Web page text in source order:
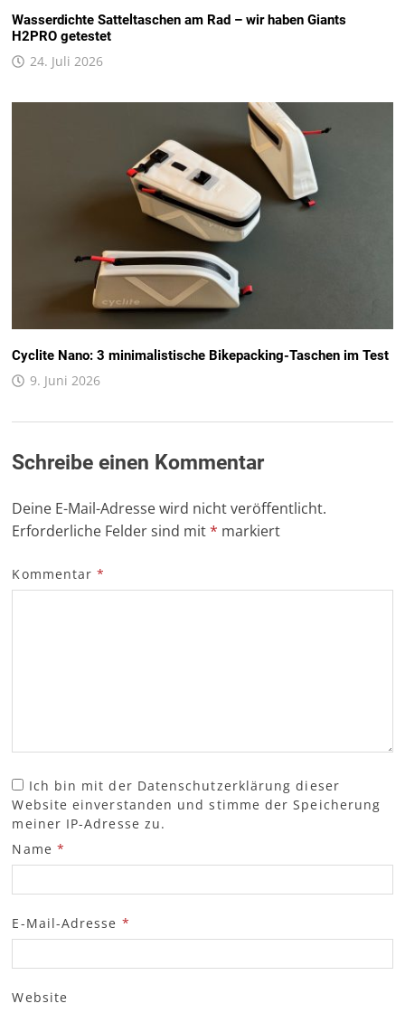
Wasserdichte Satteltaschen am Rad – wir haben Giants
H2PRO getestet
24. Juli 2026
Cyclite Nano: 3 minimalistische Bikepacking-Taschen im Test
9. Juni 2026
Schreibe einen Kommentar
Deine E-Mail-Adresse wird nicht veröffentlicht.
Erforderliche Felder sind mit* markiert
Kommentar*
Ich bin mit der Datenschutzerklärung dieser
Website einverstanden und stimme der Speicherung
meiner IP-Adresse zu.
Name *
E-Mail-Adresse *
Website